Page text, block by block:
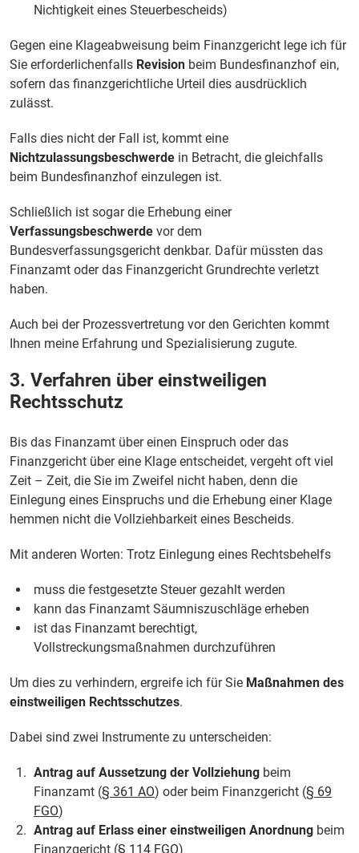
Nichtigkeit eines Steuerbescheids)
Gegen eine Klageabweisung beim Finanzgericht lege ich für
Sie erforderlichenfalls Revision beim Bundesfinanzhof ein,
sofern das finanzgerichtliche Urteil dies ausdrücklich
zulässt.
Falls dies nicht der Fall ist, kommt eine
Nichtzulassungsbeschwerde in Betracht, die gleichfalls
beim Bundesfinanzhof einzulegen ist.
Schließlich ist sogar die Erhebung einer
Verfassungsbeschwerde vor dem
Bundesverfassungsgericht denkbar. Dafür müssten das
Finanzamt oder das Finanzgericht Grundrechte verletzt
haben.
Auch bei der Prozessvertretung vor den Gerichten kommt
Ihnen meine Erfahrung und Spezialisierung zugute.
3. Verfahren über einstweiligen
Rechtsschutz
Bis das Finanzamt über einen Einspruch oder das
Finanzgericht über eine Klage entscheidet, vergeht oft viel
Zeit – Zeit, die Sie im Zweifel nicht haben, denn die
Einlegung eines Einspruchs und die Erhebung einer Klage
hemmen nicht die Vollziehbarkeit eines Bescheids.
Mit anderen Worten: Trotz Einlegung eines Rechtsbehelfs
muss die festgesetzte Steuer gezahlt werden
kann das Finanzamt Säumniszuschläge erheben
ist das Finanzamt berechtigt,
Vollstreckungsmaßnahmen durchzuführen
Um dies zu verhindern, ergreife ich für Sie Maßnahmen des
einstweiligen Rechtsschutzes.
Dabei sind zwei Instrumente zu unterscheiden:
Antrag auf Aussetzung der Vollziehung beim
Finanzamt (§ 361 AO) oder beim Finanzgericht (§ 69
FGO)
Antrag auf Erlass einer einstweiligen Anordnung beim
Finanzgericht (§ 114 FGO)